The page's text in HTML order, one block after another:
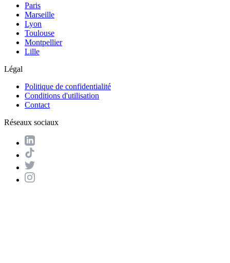
Paris
Marseille
Lyon
Toulouse
Montpellier
Lille
Légal
Politique de confidentialité
Conditions d'utilisation
Contact
Réseaux sociaux